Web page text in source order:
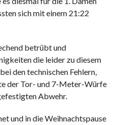
sich mit einem 21:22
betrübt und
die leider zu diesem
den technischen Fehlern,
der Tor- und 7-Meter-Würfe
Abwehr.
und in die Weihnachtspause